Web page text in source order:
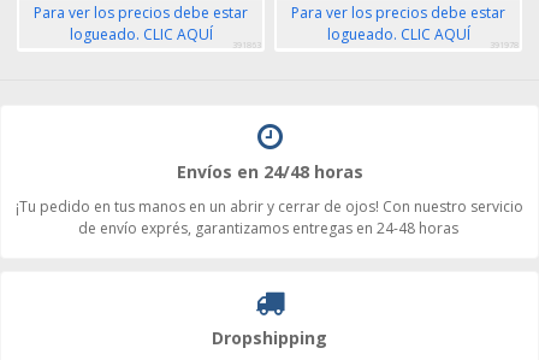
Para ver los precios debe estar
logueado. CLIC AQUÍ
391863
Para ver los precios debe estar
logueado. CLIC AQUÍ
391978
Envíos en 24/48 horas
¡Tu pedido en tus manos en un abrir y cerrar de ojos! Con nuestro servicio
de envío exprés, garantizamos entregas en 24-48 horas
Dropshipping